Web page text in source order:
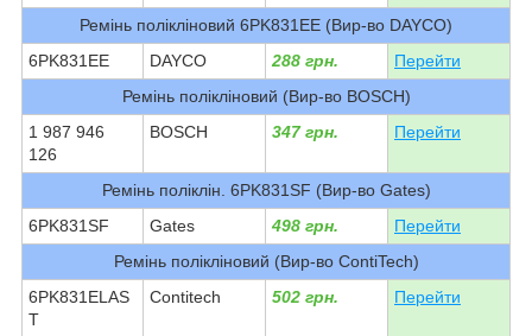
Ремінь полікліновий 6PK831EE (Вир-во DAYCO)
6PK831EE
DAYCO 288 грн.
Перейти
Ремінь полікліновий (Вир-во BOSCH)
1 987 946
126
BOSCH 347 грн. Перейти
Ремінь поліклін. 6PK831SF (Вир-во Gates)
6PK831SF
Gates 498 грн.
Перейти
Ремінь полікліновий (Вир-во ContiTech)
6PK831ELAS
T
Contitech 502 грн. Перейти